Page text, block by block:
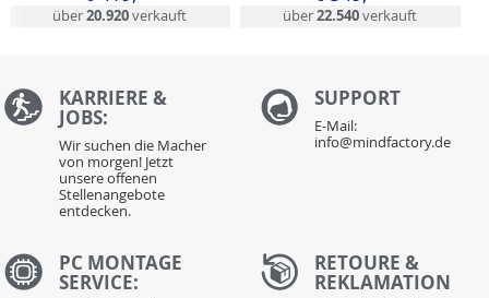
über20.920verkauft über22.540verkauft
KARRIERE &
JOBS:
Wir suchen die Macher
von morgen! Jetzt
unsere offenen
Stellenangebote
entdecken.
SUPPORT
E-Mail:
info@mindfactory.de
PC MONTAGE
SERVICE:
RETOURE &
REKLAMATION